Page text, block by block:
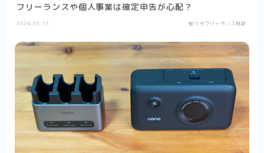
フリーランスや個人事業は確定申告が心配？
2026.03.13 脱サラフリーランス日記